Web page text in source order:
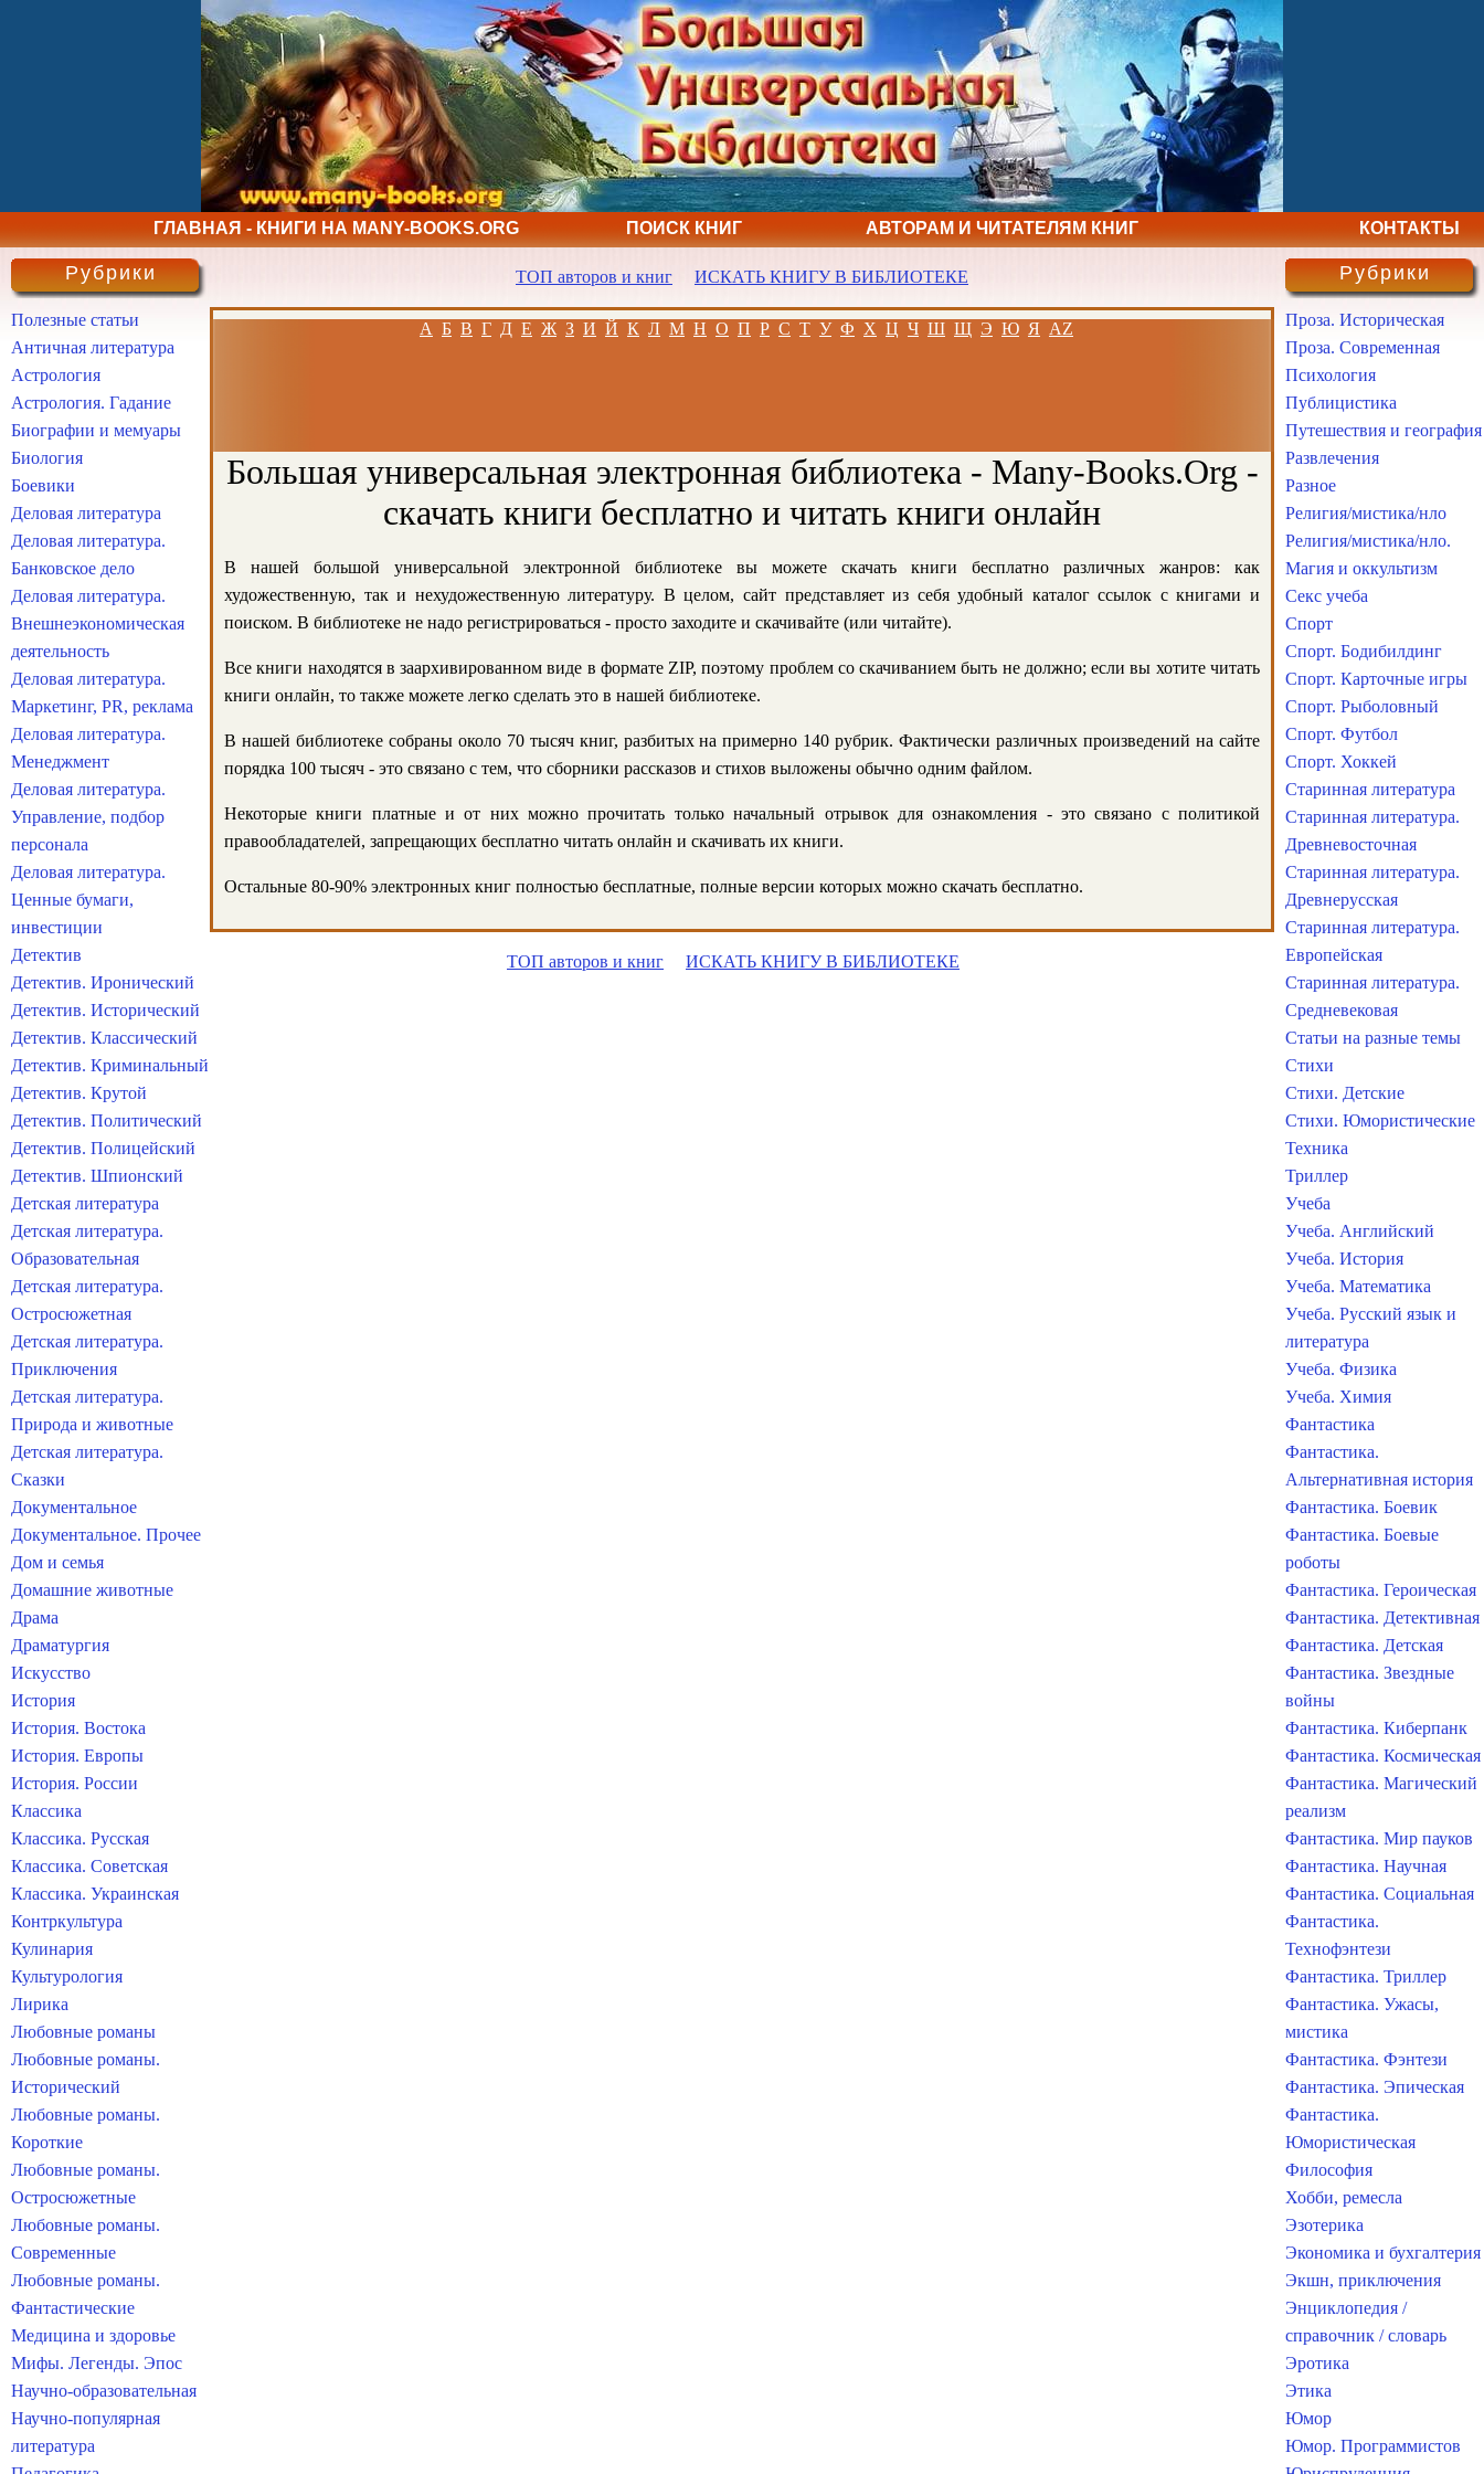
ГЛАВНАЯ - КНИГИ НА MANY-BOOKS.ORG ПОИСК КНИГ АВТОРАМ И ЧИТАТЕЛЯМ КНИГ КОНТАКТЫ
ТОП авторов и книг ИСКАТЬ КНИГУ В БИБЛИОТЕКЕ
А Б В Г Д Е Ж З И Й К Л М Н О П Р С Т У Ф Х Ц Ч Ш Щ Э Ю Я AZ
Большая универсальная электронная библиотека - Many-Books.Org -
скачать книги бесплатно и читать книги онлайн
В нашей большой универсальной электронной библиотеке вы можете скачать книги бесплатно различных жанров: как
художественную, так и нехудожественную литературу. В целом, сайт представляет из себя удобный каталог ссылок с книгами и
поиском. В библиотеке не надо регистрироваться - просто заходите и скачивайте (или читайте).
Все книги находятся в заархивированном виде в формате ZIP, поэтому проблем со скачиванием быть не должно; если вы хотите читать
книги онлайн, то также можете легко сделать это в нашей библиотеке.
В нашей библиотеке собраны около 70 тысяч книг, разбитых на примерно 140 рубрик. Фактически различных произведений на сайте
порядка 100 тысяч - это связано с тем, что сборники рассказов и стихов выложены обычно одним файлом.
Некоторые книги платные и от них можно прочитать только начальный отрывок для ознакомления - это связано с политикой
правообладателей, запрещающих бесплатно читать онлайн и скачивать их книги.
Остальные 80-90% электронных книг полностью бесплатные, полные версии которых можно скачать бесплатно.
ТОП авторов и книг ИСКАТЬ КНИГУ В БИБЛИОТЕКЕ
Рубрики
Полезные статьи
Античная литература
Астрология
Астрология. Гадание
Биографии и мемуары
Биология
Боевики
Деловая литература
Деловая литература.
Банковское дело
Деловая литература.
Внешнеэкономическая
деятельность
Деловая литература.
Маркетинг, PR, реклама
Деловая литература.
Менеджмент
Деловая литература.
Управление, подбор
персонала
Деловая литература.
Ценные бумаги,
инвестиции
Детектив
Детектив. Иронический
Детектив. Исторический
Детектив. Классический
Детектив. Криминальный
Детектив. Крутой
Детектив. Политический
Детектив. Полицейский
Детектив. Шпионский
Детская литература
Детская литература.
Образовательная
Детская литература.
Остросюжетная
Детская литература.
Приключения
Детская литература.
Природа и животные
Детская литература.
Сказки
Документальное
Документальное. Прочее
Дом и семья
Домашние животные
Драма
Драматургия
Искусство
История
История. Востока
История. Европы
История. России
Классика
Классика. Русская
Классика. Советская
Классика. Украинская
Контркультура
Кулинария
Культурология
Лирика
Любовные романы
Любовные романы.
Исторический
Любовные романы.
Короткие
Любовные романы.
Остросюжетные
Любовные романы.
Современные
Любовные романы.
Фантастические
Медицина и здоровье
Мифы. Легенды. Эпос
Научно-образовательная
Научно-популярная
литература
Рубрики
Проза. Историческая
Проза. Современная
Психология
Публицистика
Путешествия и география
Развлечения
Разное
Религия/мистика/нло
Религия/мистика/нло.
Магия и оккультизм
Секс учеба
Спорт
Спорт. Бодибилдинг
Спорт. Карточные игры
Спорт. Рыболовный
Спорт. Футбол
Спорт. Хоккей
Старинная литература
Старинная литература.
Древневосточная
Старинная литература.
Древнерусская
Старинная литература.
Европейская
Старинная литература.
Средневековая
Статьи на разные темы
Стихи
Стихи. Детские
Стихи. Юмористические
Техника
Триллер
Учеба
Учеба. Английский
Учеба. История
Учеба. Математика
Учеба. Русский язык и
литература
Учеба. Физика
Учеба. Химия
Фантастика
Фантастика.
Альтернативная история
Фантастика. Боевик
Фантастика. Боевые
роботы
Фантастика. Героическая
Фантастика. Детективная
Фантастика. Детская
Фантастика. Звездные
войны
Фантастика. Киберпанк
Фантастика. Космическая
Фантастика. Магический
реализм
Фантастика. Мир пауков
Фантастика. Научная
Фантастика. Социальная
Фантастика.
Технофэнтези
Фантастика. Триллер
Фантастика. Ужасы,
мистика
Фантастика. Фэнтези
Фантастика. Эпическая
Фантастика.
Юмористическая
Философия
Хобби, ремесла
Эзотерика
Экономика и бухгалтерия
Экшн, приключения
Энциклопедия /
справочник / словарь
Эротика
Этика
Юмор
Юмор. Программистов